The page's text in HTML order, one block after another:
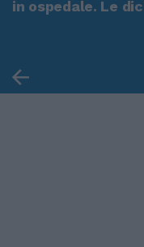
in ospedale. Le